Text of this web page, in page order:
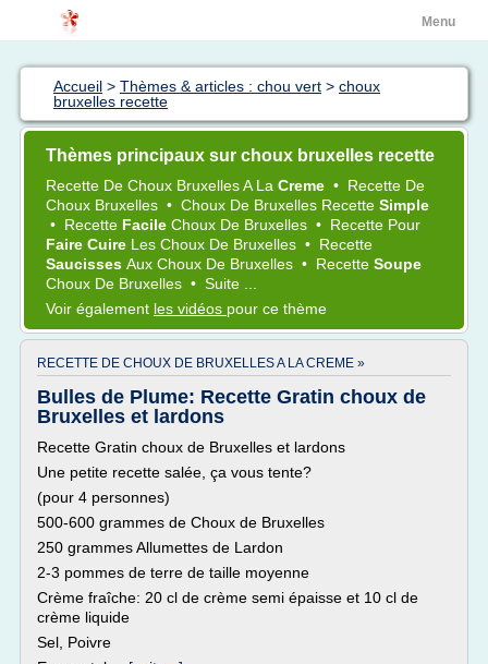
Menu
Accueil > Thèmes & articles : chou vert > choux
bruxelles recette
Thèmes principaux sur choux bruxelles recette
Recette De Choux BruxellesA La Creme • Recette De
Choux Bruxelles • Choux De Bruxelles Recette Simple
• Recette Facile Choux De Bruxelles • Recette Pour
Faire Cuire Les Choux De Bruxelles • Recette
Saucisses Aux Choux De Bruxelles • Recette Soupe
Choux De Bruxelles • Suite ...
Voir également les vidéos pour ce thème
RECETTE DE CHOUX DE BRUXELLES A LA CREME »
Bulles de Plume: Recette Gratin choux de
Bruxelles et lardons
Recette Gratin choux de Bruxelles et lardons
Une petite recette salée, ça vous tente?
(pour 4 personnes)
500-600 grammes de Choux de Bruxelles
250 grammes Allumettes de Lardon
2-3 pommes de terre de taille moyenne
Crème fraîche: 20 cl de crème semi épaisse et 10 cl de
crème liquide
Sel, Poivre